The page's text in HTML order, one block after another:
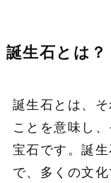
誕生石とは？
誕生石とは、
ことを意味し
宝石です。誕
で、多くの文